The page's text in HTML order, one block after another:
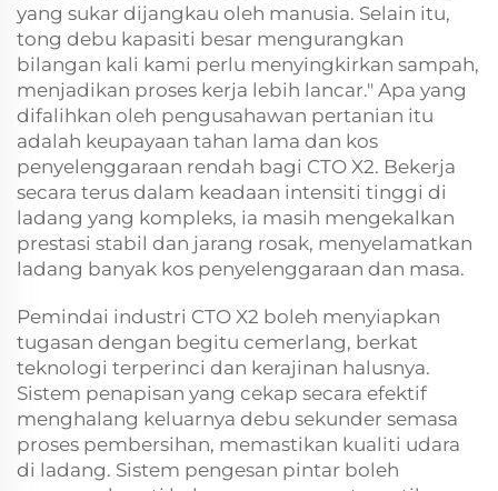
yang sukar dijangkau oleh manusia. Selain itu,
tong debu kapasiti besar mengurangkan
bilangan kali kami perlu menyingkirkan sampah,
menjadikan proses kerja lebih lancar." Apa yang
difalihkan oleh pengusahawan pertanian itu
adalah keupayaan tahan lama dan kos
penyelenggaraan rendah bagi CTO X2. Bekerja
secara terus dalam keadaan intensiti tinggi di
ladang yang kompleks, ia masih mengekalkan
prestasi stabil dan jarang rosak, menyelamatkan
ladang banyak kos penyelenggaraan dan masa.
Pemindai industri CTO X2 boleh menyiapkan
tugasan dengan begitu cemerlang, berkat
teknologi terperinci dan kerajinan halusnya.
Sistem penapisan yang cekap secara efektif
menghalang keluarnya debu sekunder semasa
proses pembersihan, memastikan kualiti udara
di ladang. Sistem pengesan pintar boleh